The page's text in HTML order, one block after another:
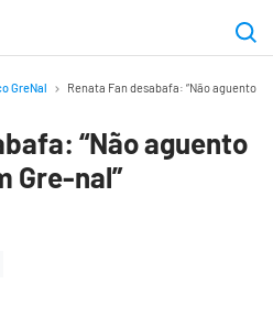
GreNal Renata Fan desabafa: “Não aguento
“Não aguento
Gre-nal”